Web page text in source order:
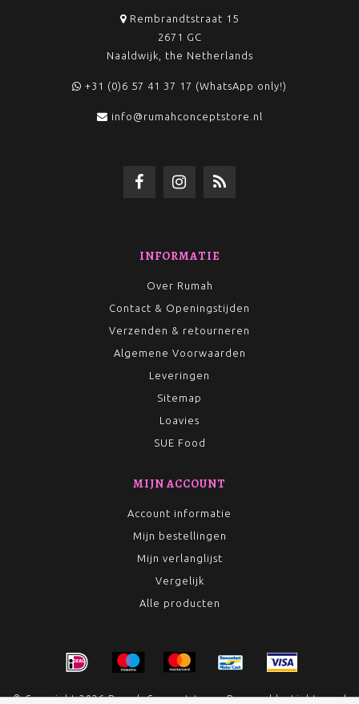
Rembrandtstraat 15
2671 GC
Naaldwijk, the Netherlands
+31 (0)6 57 41 37 17 (WhatsApp only!)
info@rumahconceptstore.nl
INFORMATIE
Over Rumah
Contact & Openingstijden
Verzenden & retourneren
Algemene Voorwaarden
Leveringen
Sitemap
Loavies
SUE Food
MIJN ACCOUNT
Account informatie
Mijn bestellingen
Mijn verlanglijst
Vergelijk
Alle producten
© Copyright 2026 Rumah Conceptstore - Powered byLightspeed